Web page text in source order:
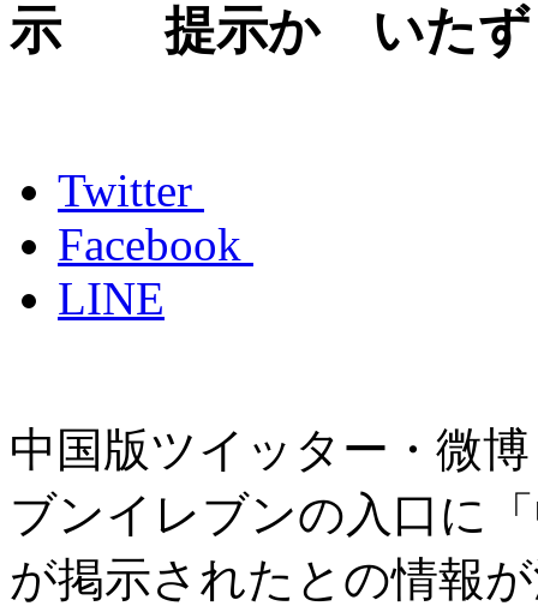
示 提示か いたず
Twitter
Facebook
LINE
中国版ツイッター・微
ブンイレブンの入口に
が掲示されたとの情報